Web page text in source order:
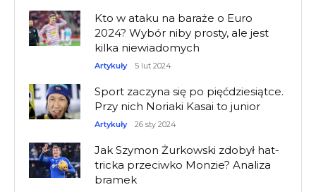
Kto w ataku na baraże o Euro
2024? Wybór niby prosty, ale jest
kilka niewiadomych
Artykuły 5 lut 2024
Sport zaczyna się po pięćdziesiątce.
Przy nich Noriaki Kasai to junior
Artykuły 26 sty 2024
Jak Szymon Żurkowski zdobył hat-
tricka przeciwko Monzie? Analiza
bramek